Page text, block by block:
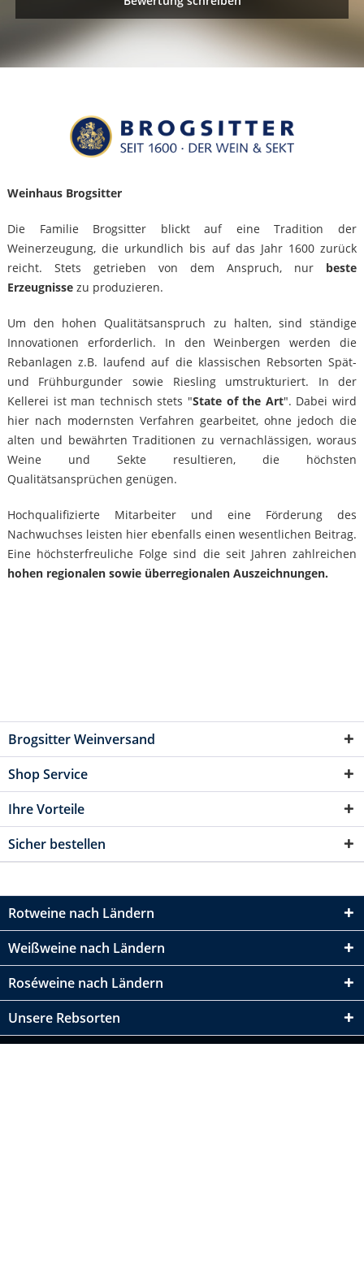
Weinhaus Brogsitter
Die Familie Brogsitter blickt auf eine Tradition der
Weinerzeugung, die urkundlich bis auf das Jahr 1600 zurück
reicht. Stets getrieben von dem Anspruch, nur beste
Erzeugnissezu produzieren.
Um den hohen Qualitätsanspruch zu halten, sind ständige
Innovationen erforderlich. In den Weinbergen werden die
Rebanlagen z.B. laufend auf die klassischen Rebsorten Spät-
und Frühburgunder sowie Riesling umstrukturiert. In der
Kellerei ist man technisch stets "State of the Art". Dabei wird
hier nach modernsten Verfahren gearbeitet, ohne jedoch die
alten und bewährten Traditionen zu vernachlässigen, woraus
Weine und Sekte resultieren, die höchsten
Qualitätsansprüchen genügen.
Hochqualifizierte Mitarbeiter und eine Förderung des
Nachwuchses leisten hier ebenfalls einen wesentlichen Beitrag.
Eine höchsterfreuliche Folge sind die seit Jahren zahlreichen
hohen regionalen sowie überregionalen Auszeichnungen.
Brogsitter Weinversand
Shop Service
Ihre Vorteile
Sicher bestellen
Rotweine nach Ländern
Weißweine nach Ländern
Roséweine nach Ländern
Unsere Rebsorten